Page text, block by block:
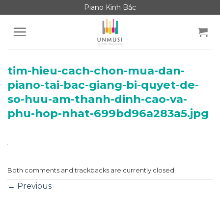
to
content
Piano Kinh Bắc
tim-hieu-cach-chon-mua-dan-
piano-tai-bac-giang-bi-quyet-de-
so-huu-am-thanh-dinh-cao-va-
phu-hop-nhat-699bd96a283a5.jpg
Both comments and trackbacks are currently closed.
← Previous